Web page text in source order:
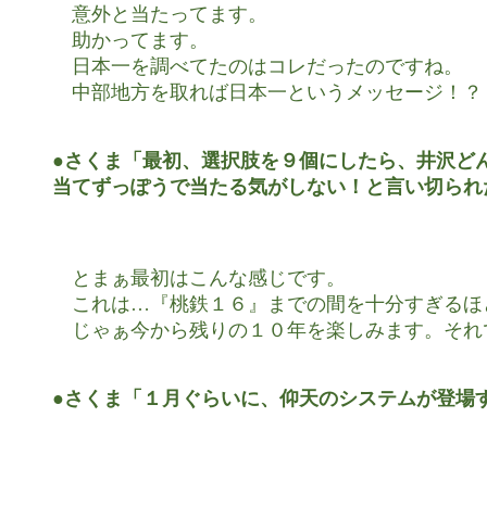
意外と当たってます。
助かってます。
日本一を調べてたのはコレだったのですね。
中部地方を取れば日本一というメッセージ！？
●さくま「最初、選択肢を９個にしたら、井沢
当てずっぽうで当たる気がしない！と言い切ら
とまぁ最初はこんな感じです。
これは…『桃鉄１６』までの間を十分すぎるほ
じゃぁ今から残りの１０年を楽しみます。それ
●さくま「１月ぐらいに、仰天のシステムが登場